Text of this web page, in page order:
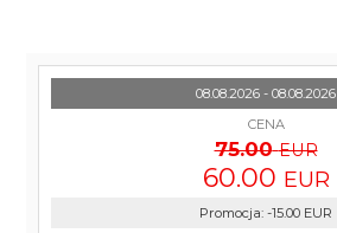
08.08.2026 - 08.08.2026
CENA
75.00 EUR
60.00 EUR
Promocja: -15.00 EUR